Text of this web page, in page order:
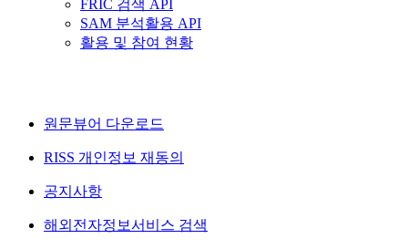
FRIC 검색 API
SAM 분석활용 API
활용 및 참여 현황
원문뷰어 다운로드
RISS 개인정보 재동의
공지사항
해외전자정보서비스 검색